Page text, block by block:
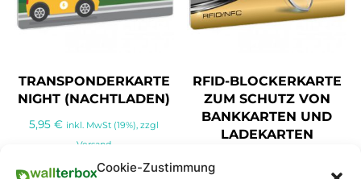
Cookie-Zustimmung
TRANSPONDERKARTE
NIGHT (NACHTLADEN)
5,95€ inkl. MwSt (19%), zzgl
Versand
inkl. 0 % MwSt.
RFID-BLOCKERKARTE
ZUM SCHUTZ VON
BANKKARTEN UND
LADEKARTEN